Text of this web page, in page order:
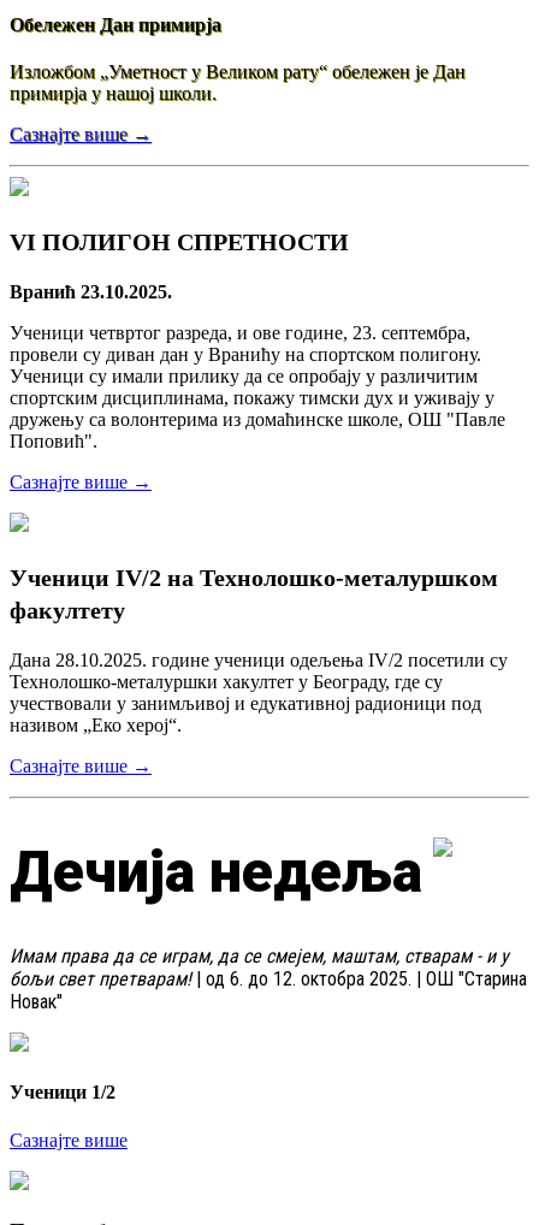
Обележен Дан примирја
Изложбом „Уметност у Великом рату“ обележен је Дан
примирја у нашој школи.
Сазнајте више →
VI ПОЛИГОН СПРЕТНОСТИ
Вранић 23.10.2025.
Ученици четвртог разреда, и ове године, 23. септембра,
провели су диван дан у Вранићу на спортском полигону.
Ученици су имали прилику да се опробају у различитим
спортским дисциплинама, покажу тимски дух и уживају у
дружењу са волонтерима из домаћинске школе, ОШ "Павле
Поповић".
Сазнајте више →
Ученици IV/2 на Технолошко-металуршком
факултету
Дана 28.10.2025. године ученици одељења IV/2 посетили су
Технолошко-металуршки хакултет у Београду, где су
учествовали у занимљивој и едукативној радионици под
називом „Еко херој“.
Сазнајте више →
Дечија недеља
Имам права да се играм, да се смејем, маштам, стварам - и у
бољи свет претварам!| од 6. до 12. октобра 2025. | ОШ "Старина
Новак"
Ученици 1/2
Сазнајте више